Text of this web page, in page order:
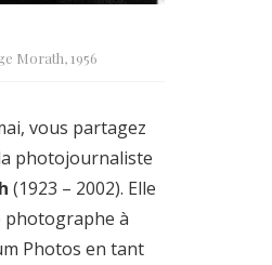
Morath, 1956
vous partagez
photojournaliste
(1923 – 2002). Elle
photographe à
Photos en tant